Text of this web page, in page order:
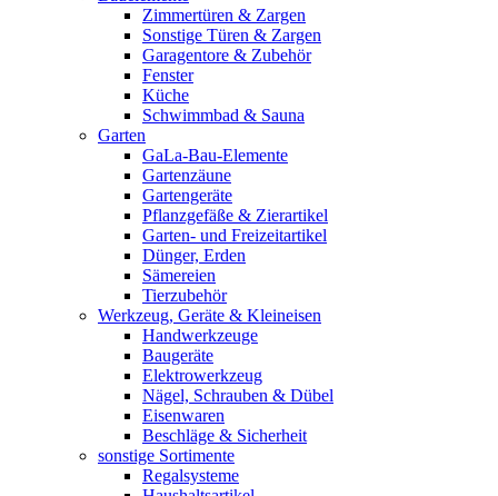
Zimmertüren & Zargen
Sonstige Türen & Zargen
Garagentore & Zubehör
Fenster
Küche
Schwimmbad & Sauna
Garten
GaLa-Bau-Elemente
Gartenzäune
Gartengeräte
Pflanzgefäße & Zierartikel
Garten- und Freizeitartikel
Dünger, Erden
Sämereien
Tierzubehör
Werkzeug, Geräte & Kleineisen
Handwerkzeuge
Baugeräte
Elektrowerkzeug
Nägel, Schrauben & Dübel
Eisenwaren
Beschläge & Sicherheit
sonstige Sortimente
Regalsysteme